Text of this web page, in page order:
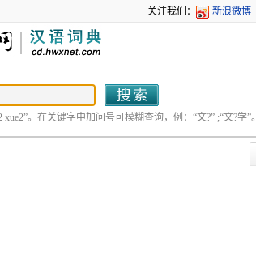
关注我们： 新浪微博
。在关键字中加问号可模糊查询，例：“文?” ;“文?学”。